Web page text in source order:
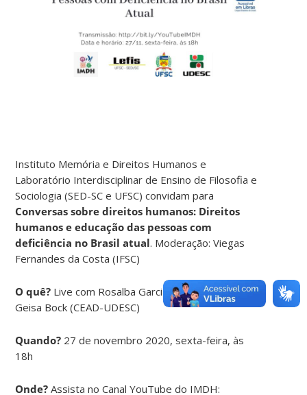
Instituto Memória e Direitos Humanos e
Laboratório Interdisciplinar de Ensino de Filosofia e
Sociologia (SED-SC e UFSC) convidam para
Conversas sobre direitos humanos: Direitos
humanos e educação das pessoas com
deficiência no Brasil atual. Moderação: Viegas
Fernandes da Costa (IFSC)
O quê? Live com Rosalba Garcia (CED-UFSC) e
Geisa Bock (CEAD-UDESC)
Quando? 27 de novembro 2020, sexta-feira, às
18h
Onde? Assista no Canal YouTube do IMDH: